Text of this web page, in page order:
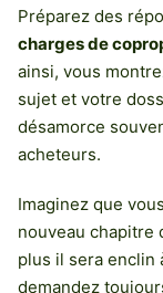
Préparez des
charges de
ainsi, vous
sujet et votre
désamorce
acheteurs.
Imaginez que
nouveau chapitre
plus il sera enclin
demandez